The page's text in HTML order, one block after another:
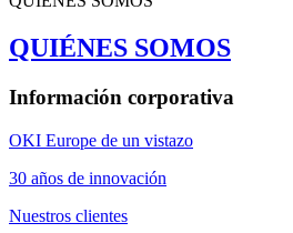
QUIÉNES SOMOS
Información corporativa
OKI Europe de un vistazo
30 años de innovación
Nuestros clientes